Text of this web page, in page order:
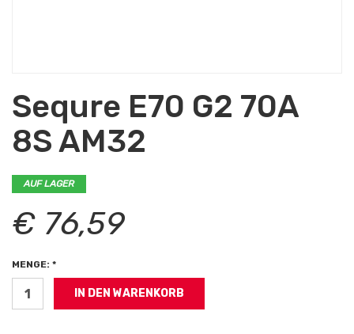
Sequre E70 G2 70A
8S AM32
AUF LAGER
€ 76,59
MENGE: *